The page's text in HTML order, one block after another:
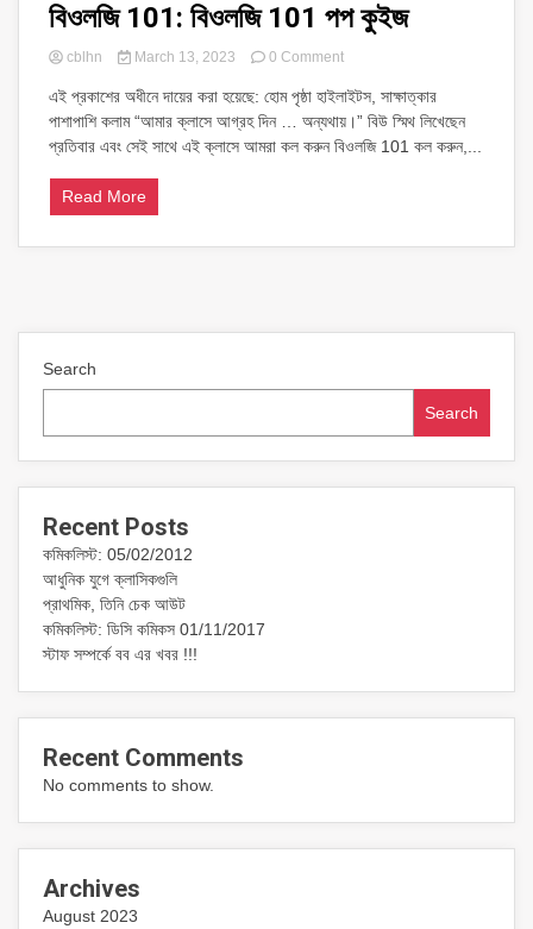
বিওলজি 101: বিওলজি 101 পপ কুইজ
cblhn March 13, 2023 0 Commenton
101:
বিওলজি
101
এই প্রকাশের অধীনে দায়ের করা হয়েছে: হোম পৃষ্ঠা হাইলাইটস, সাক্ষাত্কার
পাশাপাশি কলাম “আমার ক্লাসে আগ্রহ দিন … অন্যথায়।” বিউ স্মিথ লিখেছেন
প্রতিবার এবং সেই সাথে এই ক্লাসে আমরা কল করুন বিওলজি 101 কল করুন,...
Read More
Search
Search
Recent Posts
কমিকলিস্ট: 05/02/2012
আধুনিক যুগে ক্লাসিকগুলি
প্রাথমিক, তিনি চেক আউট
কমিকলিস্ট: ডিসি কমিকস 01/11/2017
স্টাফ সম্পর্কে বব এর খবর !!!
Recent Comments
No comments to show.
Archives
August 2023